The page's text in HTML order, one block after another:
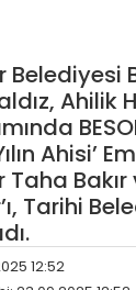
Belediyesi
Ahilik
Ahisi’
Taha Bakır
Tarihi
12:52